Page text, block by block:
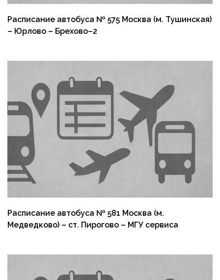
Расписание автобуса № 575 Москва (м. Тушинская)
– Юрлово – Брехово–2
Расписание автобуса № 581 Москва (м.
Медведково) – ст. Пирогово – МГУ сервиса